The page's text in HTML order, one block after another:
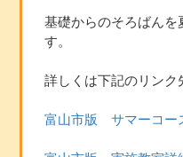
基礎からのそろばんを
す。
詳しくは下記のリンク
富山市版 サマーコー